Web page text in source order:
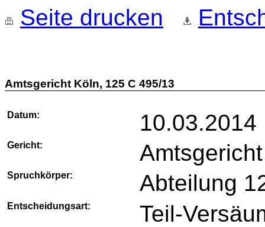
Seite drucken
Amtsgericht Köln, 125 C 495/13
Datum: 10.03.2014
Gericht:
Spruchkörper: Abteilung
Entscheidungsart: Teil-